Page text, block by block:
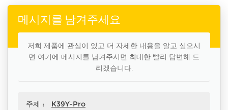
메시지를 남겨주세요
저희 제품에 관심이 있고 더 자세한 내용을 알고 싶으시
면 여기에 메시지를 남겨주시면 최대한 빨리 답변해 드
리겠습니다.
주제 : K39Y-Pro